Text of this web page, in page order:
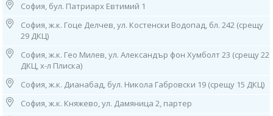
• Авокадо;
• Броколи, карфиол;
• Джинджифил;
• Зеле (бяло и червено);
София, бул. Патриарх Евтимий 1
София, ж.к. Гоце Делчев, ул. Костенски Водопад, бл. 242 (срещу
29 ДКЦ)
София, ж.к. Гео Милев, ул. Александър фон Хумболт 23 (срещу 22
ДКЦ, х-л Плиска)
София, ж.к. Дианабад, бул. Никола Габровски 19 (срещу 15 ДКЦ)
София, ж.к. Княжево, ул. Дамяница 2, партер